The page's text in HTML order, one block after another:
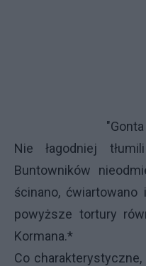
Nie łagodniej
Buntowników
ścinano,
powyższe tortury
Kormana.*
Co